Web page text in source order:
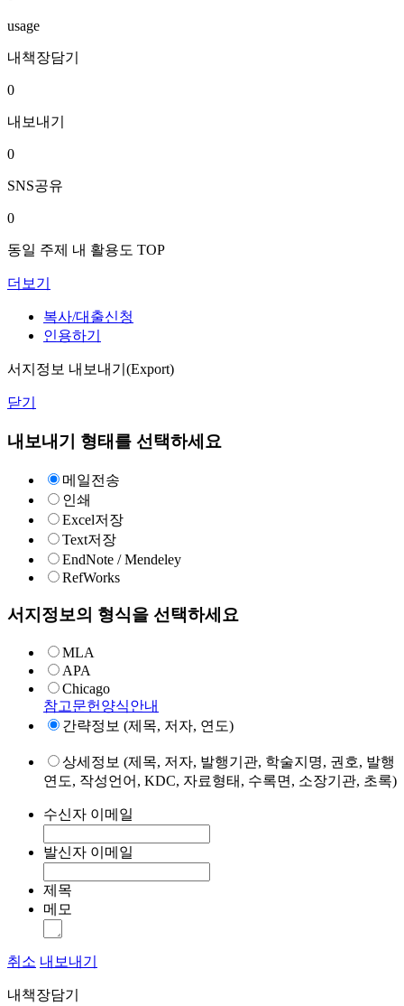
usage
내책장담기
0
내보내기
0
SNS공유
0
동일 주제 내 활용도 TOP
더보기
복사/대출신청
인용하기
서지정보 내보내기(Export)
닫기
내보내기 형태를 선택하세요
메일전송
인쇄
Excel저장
Text저장
EndNote / Mendeley
RefWorks
서지정보의 형식을 선택하세요
MLA
APA
Chicago
참고문헌양식안내
간략정보 (제목, 저자, 연도)
상세정보 (제목, 저자, 발행기관, 학술지명, 권호, 발행
연도, 작성언어, KDC, 자료형태, 수록면, 소장기관, 초록)
수신자 이메일
발신자 이메일
제목
메모
취소 내보내기
내책장담기